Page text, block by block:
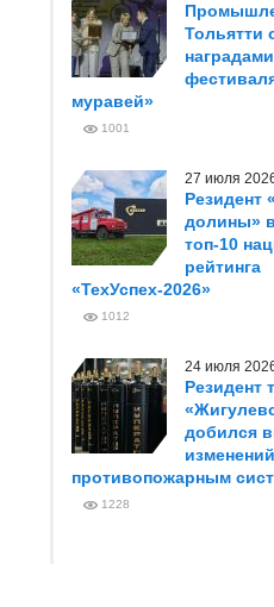
Тольятти
муравей»
1001
27 июля
Резидент
долины»
топ-10
рейтинга
«ТехУспех-2026»
1012
24 июля
Резидент
добился
противопожарным
1228